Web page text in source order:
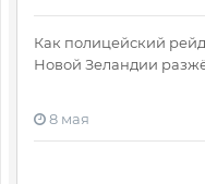
Как полицейский
Новой Зеландии
8 мая